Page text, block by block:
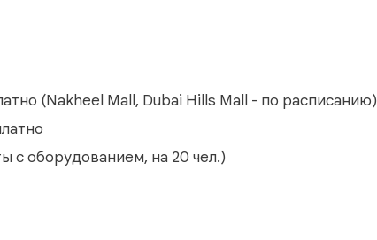
(Nakheel Mall, Dubai Hills Mall - по расписанию)
с оборудованием, на 20 чел.)